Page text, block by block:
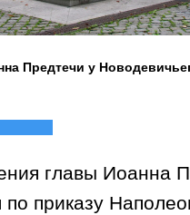
Предтечи у
главы Иоанна
по приказу